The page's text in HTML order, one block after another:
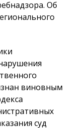
Об
виновным
суд